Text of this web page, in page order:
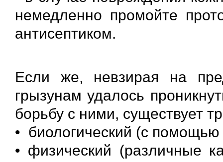
немедленно промойте
антисептиком.
Если же, невзирая на
грызунам удалось
борьбу с ними, существует
• биологический (с
• физический (различные